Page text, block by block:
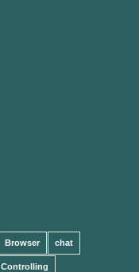
Browser chat
Controlling